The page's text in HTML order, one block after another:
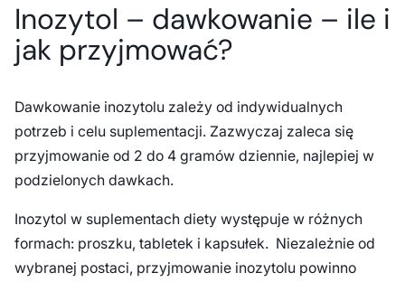
Inozytol – dawkowanie – ile i
jak przyjmować?
Dawkowanie inozytolu zależy od indywidualnych
potrzeb i celu suplementacji. Zazwyczaj zaleca się
przyjmowanie od 2 do 4 gramów dziennie, najlepiej w
podzielonych dawkach.
Inozytol w suplementach diety występuje w różnych
formach: proszku, tabletek i kapsułek. Niezależnie od
wybranej postaci, przyjmowanie inozytolu powinno